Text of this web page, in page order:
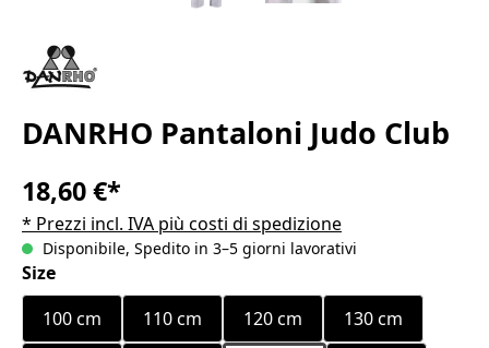
DANRHO Pantaloni Judo Club
18,60 €*
* Prezzi incl. IVA più costi di spedizione
Disponibile, Spedito in 3–5 giorni lavorativi
Seleziona
Size
100 cm
110 cm 120 cm 130 cm